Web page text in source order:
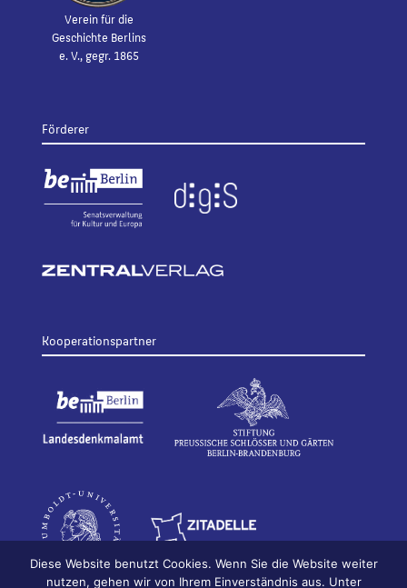
Verein für die
Geschichte Berlins
e. V., gegr. 1865
Förderer
Kooperationspartner
Diese Website benutzt Cookies. Wenn Sie die Website weiter
nutzen, gehen wir von Ihrem Einverständnis aus. Unter